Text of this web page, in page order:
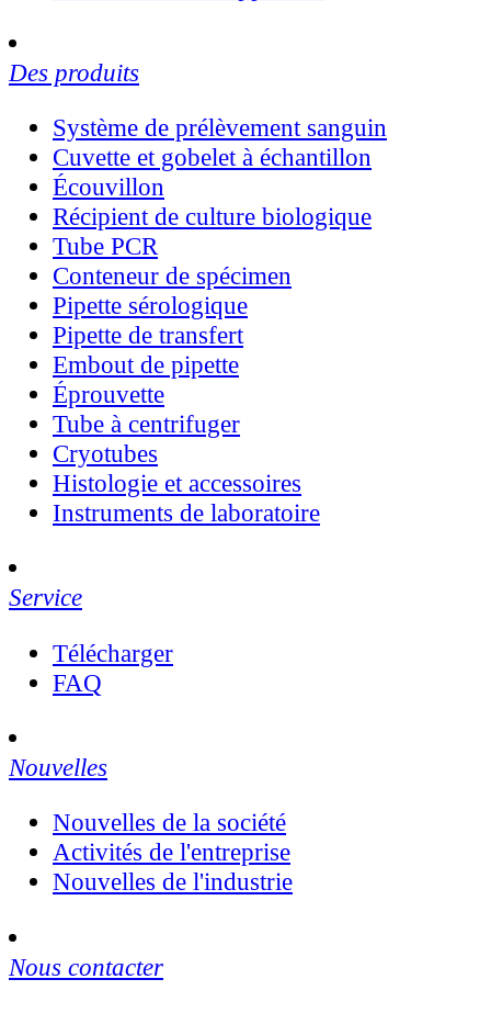
Des produits
Système de prélèvement sanguin
Cuvette et gobelet à échantillon
Écouvillon
Récipient de culture biologique
Tube PCR
Conteneur de spécimen
Pipette sérologique
Pipette de transfert
Embout de pipette
Éprouvette
Tube à centrifuger
Cryotubes
Histologie et accessoires
Instruments de laboratoire
Service
Télécharger
FAQ
Nouvelles
Nouvelles de la société
Activités de l'entreprise
Nouvelles de l'industrie
Nous contacter